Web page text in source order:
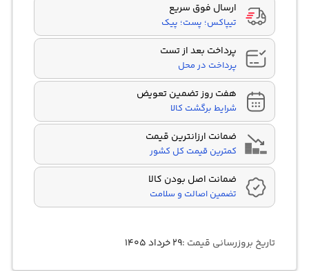
ارسال فوق سریع
تیپاکس؛ پست؛ پیک
پرداخت بعد از تست
پرداخت در محل
هفت روز تضمین تعویض
شرایط برگشت کالا
ضمانت ارزانترین قیمت
کمترین قیمت کل کشور
ضمانت اصل بودن کالا
تضمین اصالت و سلامت
تاریخ بروزرسانی قیمت :۲۹ خرداد ۱۴۰۵